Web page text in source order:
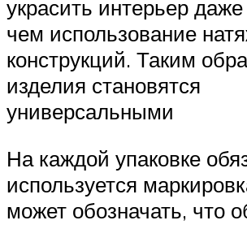
украсить интерьер
чем использование
конструкций. Таким
изделия становятся
универсальными
На каждой упаковке
используется
может обозначать, что